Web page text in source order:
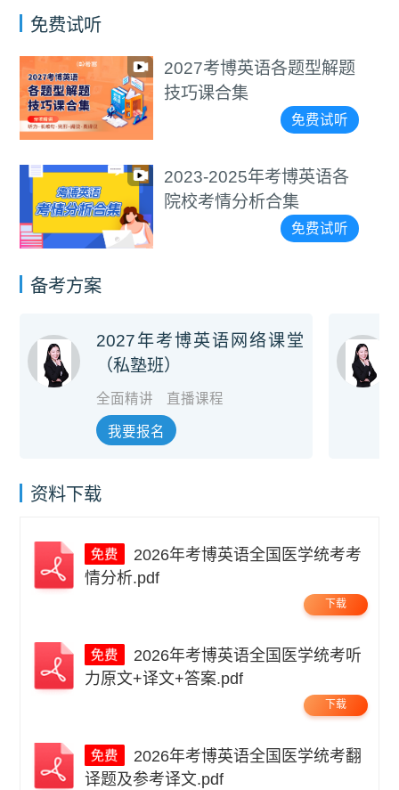
免费试听
2027考博英语各题型解题
技巧课合集
免费试听
2023-2025年考博英语各
院校考情分析合集
免费试听
备考方案
2027年考博英语网络课堂
（私塾班）
全面精讲 直播课程
我要报名
资料下载
情分析.pdf
下载
力原文+译文+答案.pdf
下载
译题及参考译文.pdf